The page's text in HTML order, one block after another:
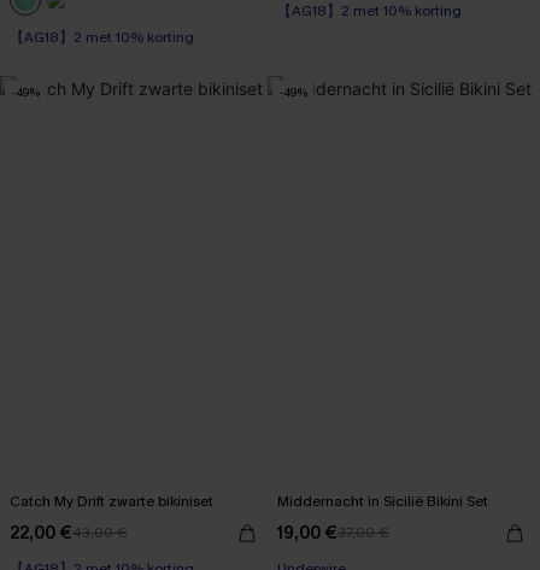
【AG18】2 met 10% korting
【AG18】2 met 10% korting
-49%
Catch My Drift zwarte bikiniset
22,00 €43,00 €
-49%
Middernacht in Sicilië Bikini Set
19,00 €37,00 €